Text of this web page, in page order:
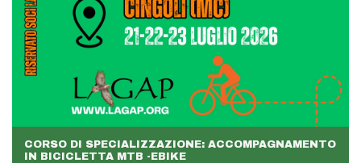
CORSO DI SPECIALIZZAZIONE: ACCOMPAGNAMENTO
IN BICICLETTA MTB -EBIKE